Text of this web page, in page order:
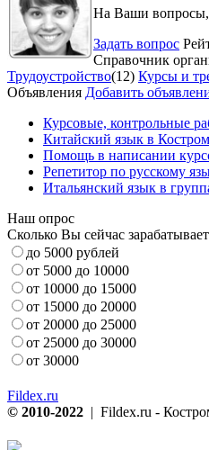
На Ваши вопросы,
Задать вопрос
Справочник
Трудоустройство(12) Курсы и
Объявления Добавить
Курсовые, контрольные
Китайский язык в
Помощь в написании
Репетитор по русскому
Итальянский язык в
Наш опрос
Сколько Вы сейчас
до 5000 рублей
от 5000 до 10000
от 10000 до 15000
от 15000 до 20000
от 20000 до 25000
от 25000 до 30000
от 30000
Fildex.ru
© 2010-2022 | Fildex.ru -